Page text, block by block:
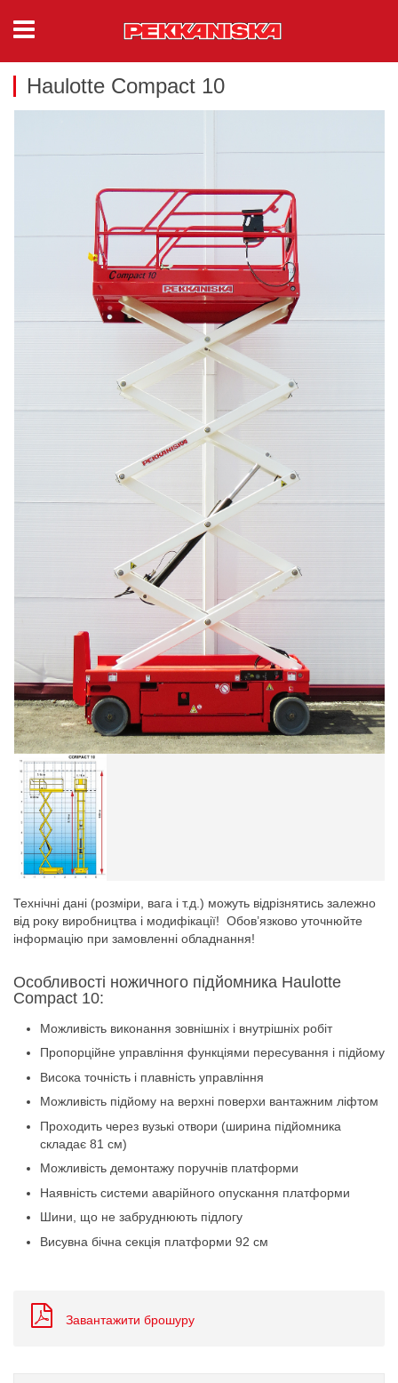
Haulotte Compact 10
Технічні дані (розміри, вага і т.д.) можуть відрізнятись залежно
від року виробництва і модифікації! Обов’язково уточнюйте
інформацію при замовленні обладнання!
Особливості ножичного підйомника Haulotte
Compact 10:
Можливість виконання зовнішніх і внутрішніх робіт
Пропорційне управління функціями пересування і підйому
Висока точність і плавність управління
Можливість підйому на верхні поверхи вантажним ліфтом
Проходить через вузькі отвори (ширина підйомника
складає 81 см)
Можливість демонтажу поручнів платформи
Наявність системи аварійного опускання платформи
Шини, що не забруднюють підлогу
Висувна бічна секція платформи 92 см
Завантажити брошуру